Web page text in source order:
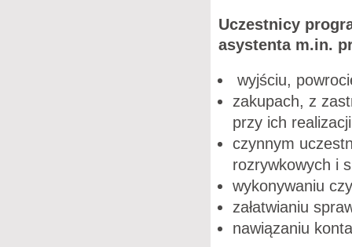
Uczestnicy
asystenta m.in.
wyjściu,
zakupach, z
przy ich
czynnym
rozrywkowych i
wykonywaniu
załatwianiu
nawiązaniu